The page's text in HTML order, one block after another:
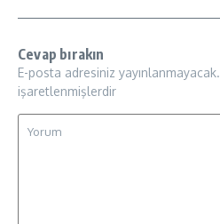
Cevap bırakın
E-posta adresiniz yayınlanmayacak.
işaretlenmişlerdir